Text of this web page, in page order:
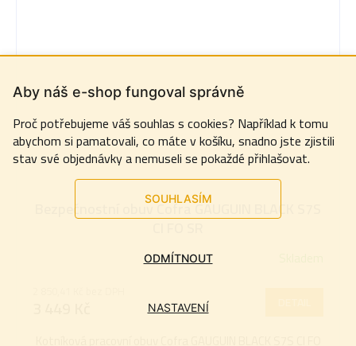
Aby náš e-shop fungoval správně
Proč potřebujeme váš souhlas s cookies? Například k tomu
abychom si pamatovali, co máte v košíku, snadno jste zjistili
stav své objednávky a nemuseli se pokaždé přihlašovat.
SOUHLASÍM
NASTAVENÍ
ODMÍTNOUT
Bezpečnostní obuv Cofra GAUGUIN BLACK S7S